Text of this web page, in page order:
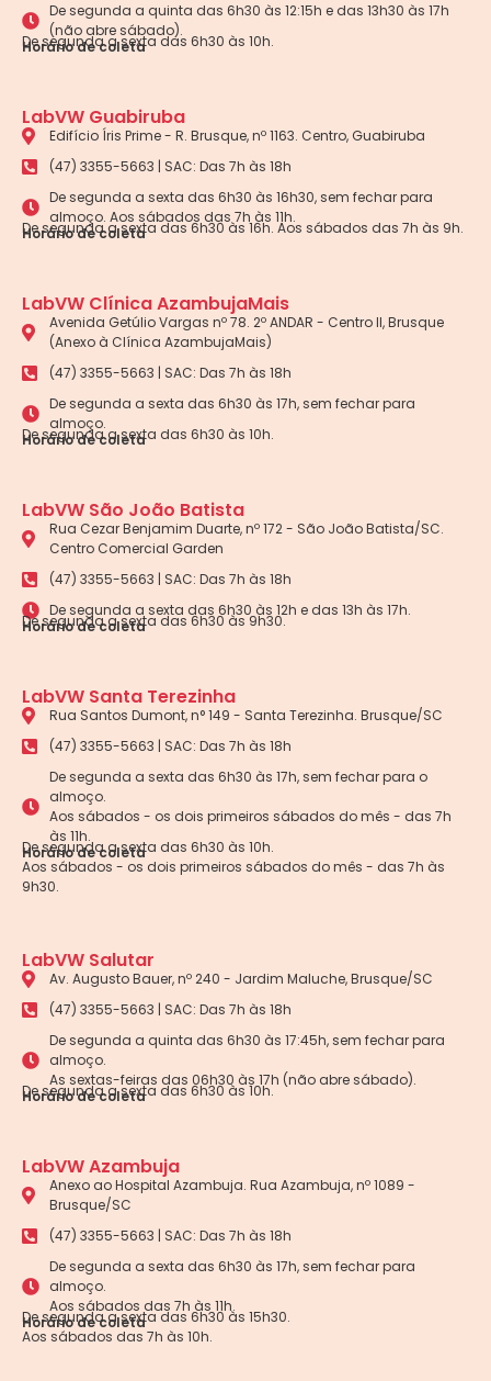
De segunda a quinta das 6h30 às 12:15h e das 13h30 às 17h
(não abre sábado).
Horário de coleta
De segunda a sexta das 6h30 às 10h.
LabVW Guabiruba
Edifício Íris Prime - R. Brusque, nº 1163. Centro, Guabiruba
(47) 3355-5663 | SAC: Das 7h às 18h
De segunda a sexta das 6h30 às 16h30, sem fechar para
almoço. Aos sábados das 7h às 11h.
Horário de coleta
De segunda a sexta das 6h30 às 16h. Aos sábados das 7h às 9h.
LabVW Clínica AzambujaMais
Avenida Getúlio Vargas nº 78. 2º ANDAR - Centro II, Brusque
(Anexo à Clínica AzambujaMais)
(47) 3355-5663 | SAC: Das 7h às 18h
De segunda a sexta das 6h30 às 17h, sem fechar para
almoço.
Horário de coleta
De segunda a sexta das 6h30 às 10h.
LabVW São João Batista
Rua Cezar Benjamim Duarte, nº 172 - São João Batista/SC.
Centro Comercial Garden
(47) 3355-5663 | SAC: Das 7h às 18h
De segunda a sexta das 6h30 às 12h e das 13h às 17h.
Horário de coleta
De segunda a sexta das 6h30 às 9h30.
LabVW Santa Terezinha
Rua Santos Dumont, n° 149 - Santa Terezinha. Brusque/SC
(47) 3355-5663 | SAC: Das 7h às 18h
De segunda a sexta das 6h30 às 17h, sem fechar para o
almoço.
Aos sábados - os dois primeiros sábados do mês - das 7h
às 11h.
Horário de coleta
De segunda a sexta das 6h30 às 10h.
Aos sábados - os dois primeiros sábados do mês - das 7h às
9h30.
LabVW Salutar
Av. Augusto Bauer, nº 240 - Jardim Maluche, Brusque/SC
(47) 3355-5663 | SAC: Das 7h às 18h
De segunda a quinta das 6h30 às 17:45h, sem fechar para
almoço.
As sextas-feiras das 06h30 às 17h (não abre sábado).
Horário de coleta
De segunda a sexta das 6h30 às 10h.
LabVW Azambuja
Anexo ao Hospital Azambuja. Rua Azambuja, nº 1089 -
Brusque/SC
(47) 3355-5663 | SAC: Das 7h às 18h
De segunda a sexta das 6h30 às 17h, sem fechar para
almoço.
Aos sábados das 7h às 11h.
Horário de coleta
De segunda a sexta das 6h30 às 15h30.
Aos sábados das 7h às 10h.